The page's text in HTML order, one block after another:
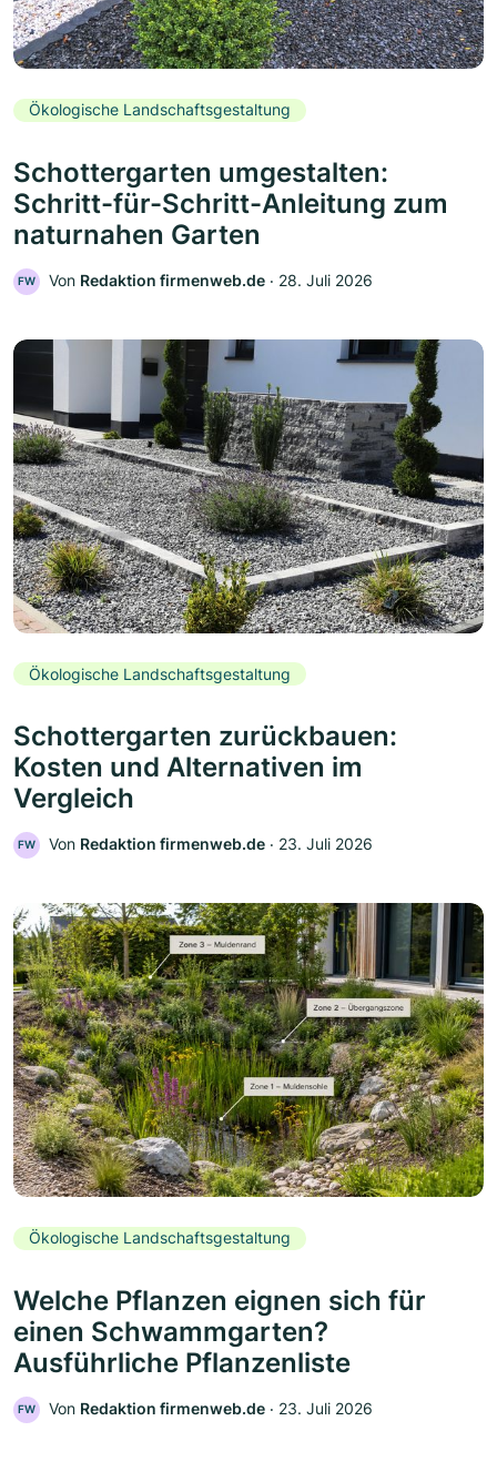
Ökologische Landschaftsgestaltung
Schottergarten umgestalten:
Schritt-für-Schritt-Anleitung zum
naturnahen Garten
FW Von Redaktion firmenweb.de ‧ 28. Juli 2026
Ökologische Landschaftsgestaltung
Schottergarten zurückbauen:
Kosten und Alternativen im
Vergleich
FW Von Redaktion firmenweb.de ‧ 23. Juli 2026
Ökologische Landschaftsgestaltung
Welche Pflanzen eignen sich für
einen Schwammgarten?
Ausführliche Pflanzenliste
FW Von Redaktion firmenweb.de ‧ 23. Juli 2026